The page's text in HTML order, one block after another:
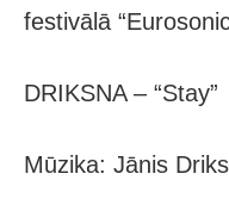
festivālā
DRIKSNA – “Stay”
Mūzika: Jānis